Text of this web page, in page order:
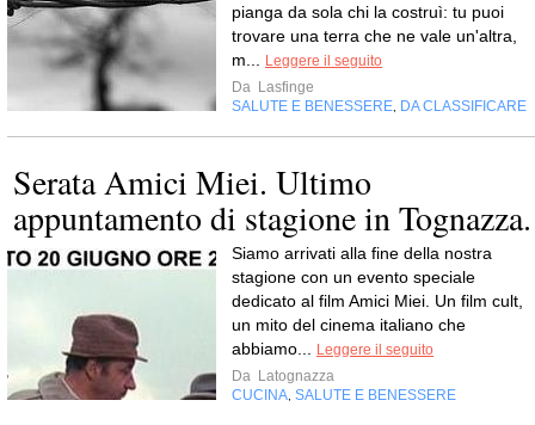
pianga da sola chi la costruì: tu puoi
trovare una terra che ne vale un'altra,
m...
Leggere il seguito
Da Lasfinge
SALUTE E BENESSERE DA CLASSIFICARE
Serata Amici Miei. Ultimo
appuntamento di stagione in Tognazza.
Siamo arrivati alla fine della nostra
stagione con un evento speciale
dedicato al film Amici Miei. Un film cult,
un mito del cinema italiano che
abbiamo...
Leggere il seguito
Da Latognazza
CUCINA SALUTE E BENESSERE